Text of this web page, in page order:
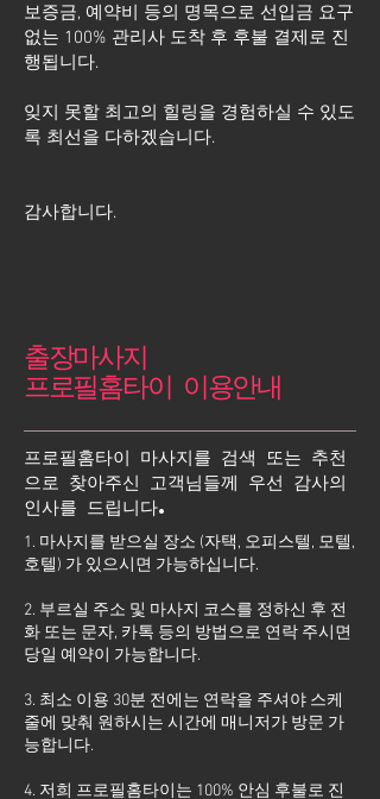
보증금, 예약비 등의 명목으로 선입금 요구
없는 100% 관리사 도착 후 후불 결제로 진
행됩니다.
잊지 못할 최고의 힐링을 경험하실 수 있도
록 최선을 다하겠습니다.
​감사합니다.
출장마사지
프로필홈타이 이용안내
프로필홈타이 마사지를 검색 또는 추천
으로 찾아주신 고객님들께 우선 감사의
인사를 드립니다.
1. 마사지를 받으실 장소 (자택, 오피스텔, 모텔,
호텔) 가 있으시면 가능하십니다.
2. 부르실 주소 및 마사지 코스를 정하신 후 전
화 또는 문자, 카톡 등의 방법으로 연락 주시면
당일 예약이 가능합니다.
3. 최소 이용 30분 전에는 연락을 주셔야 스케
줄에 맞춰 원하시는 시간에 매니저가 방문 가
능합니다.
4. 저희 프로필홈타이는 100% 안심 후불로 진